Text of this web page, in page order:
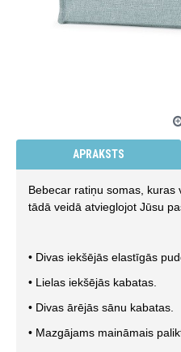
APRAKSTS
Bebecar ratiņu somas, kuras
tādā veidā atvieglojot Jūsu
• Divas iekšējās elastīgās
• Lielas iekšējās kabatas.
• Divas ārējās sānu kabatas.
• Mazgājams maināmais